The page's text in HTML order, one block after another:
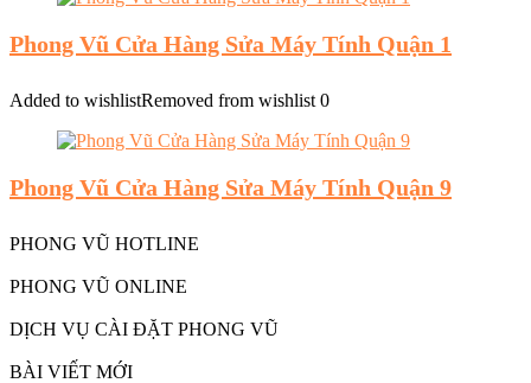
Phong Vũ Cửa Hàng Sửa Máy Tính Quận 1
Added to wishlistRemoved from wishlist 0
Phong Vũ Cửa Hàng Sửa Máy Tính Quận 9
PHONG VŨ HOTLINE
PHONG VŨ ONLINE
DỊCH VỤ CÀI ĐẶT PHONG VŨ
BÀI VIẾT MỚI